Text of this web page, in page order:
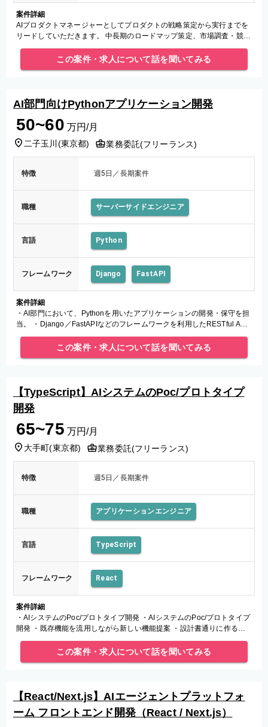
案件詳細
AIプロダクトマネージャーとしてプロダクトの戦略策定から実行までを
リードしていただきます。 中長期のロードマップ策定、市場調査・競合
分析、開発チームとの要件定義、顧客インタビューを通じた改善推進な
この案件・求人について話を聞いてみる
AI部門向けPythonアプリケーション開発
50~60 万円/月
二子玉川 (東京都) 業務委託(フリーランス)
特徴 週5日／長期案件
職種 サーバーサイドエンジニア
言語 Python
フレームワーク Django FastAPI
案件詳細
・AI部門において、Pythonを用いたアプリケーションの開発・保守を担
当。 ・Django／FastAPIなどのフレームワークを利用したRESTful API
の設計・構築から、デプロイ後のテスト・デ
この案件・求人について話を聞いてみる
【TypeScript】AIシステムのPoc/プロトタイプ
開発
65~75 万円/月
大手町(東京都) 業務委託(フリーランス)
特徴 週5日／長期案件
職種 アプリケーションエンジニア
言語 TypeScript
フレームワーク React
案件詳細
・AIシステムのPoc/プロトタイプ開発 ・AIシステムのPoc/プロトタイプ
開発 ・既存機能を流用しながら新しい機能提案 ・設計書通りに作るの
でなく、要件を理解しプロダクトを作成 ・工程：調査、アー
この案件・求人について話を聞いてみる
【React/Next.js】AIエージェントプラットフォ
ーム フロントエンド開発（React / Next.js）